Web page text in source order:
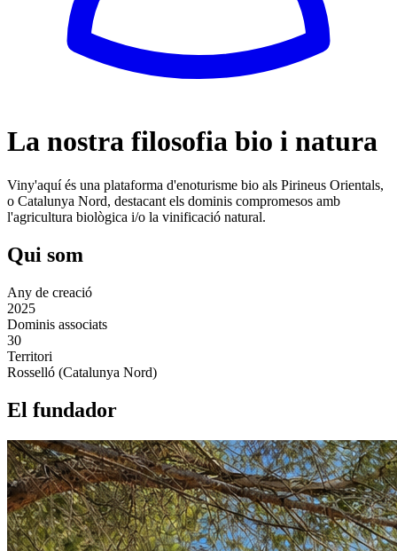
La nostra filosofia bio i natura
Viny'aquí és una plataforma d'enoturisme bio als Pirineus Orientals,
o Catalunya Nord, destacant els dominis compromesos amb
l'agricultura biològica i/o la vinificació natural.
Qui som
Any de creació
2025
Dominis associats
30
Territori
Rosselló (Catalunya Nord)
El fundador